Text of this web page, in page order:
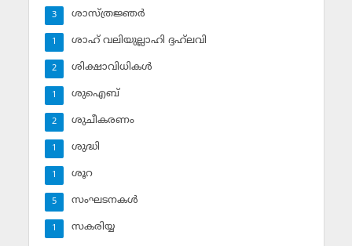
ശാസ്ത്രജ്ഞര്‍
3
ശാഹ് വലിയുല്ലാഹി ദ്ദഹ്‌ലവി
1
ശിക്ഷാവിധികള്‍
2
ശുഐബ്‌
1
ശുചീകരണം
2
ശുദ്ധി
1
ശൂറ
1
സംഘടനകള്‍
5
സകരിയ്യ
1